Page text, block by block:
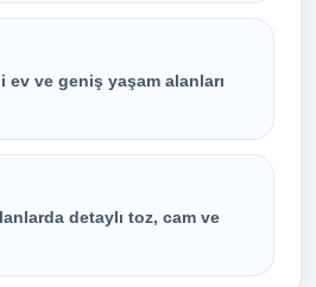
ev ve geniş yaşam alanları
detaylı toz, cam ve